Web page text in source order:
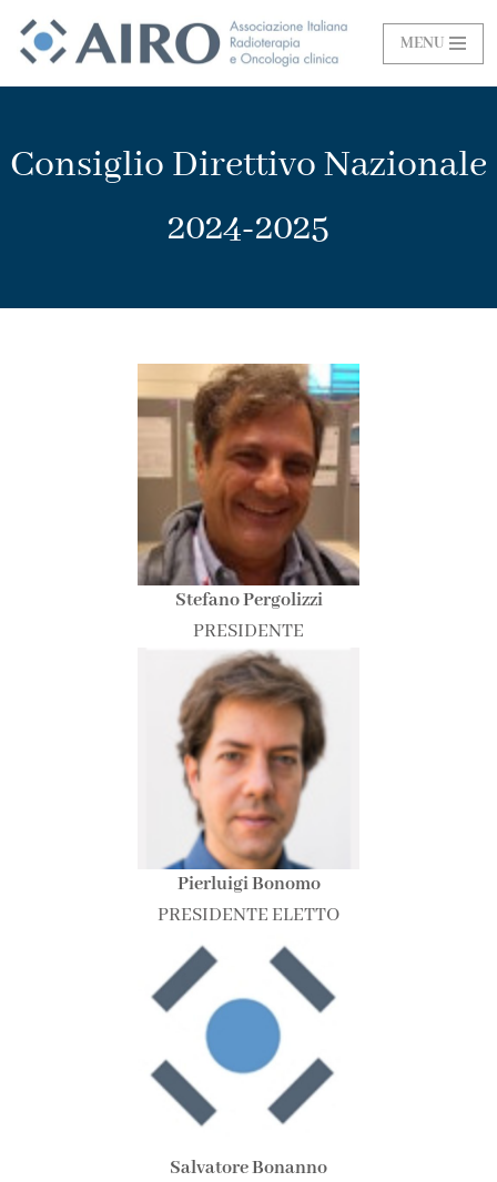
Vai
al
MENU
Consiglio Direttivo Nazionale
2024-2025
Stefano Pergolizzi
PRESIDENTE
Pierluigi Bonomo
PRESIDENTE ELETTO
Salvatore Bonanno